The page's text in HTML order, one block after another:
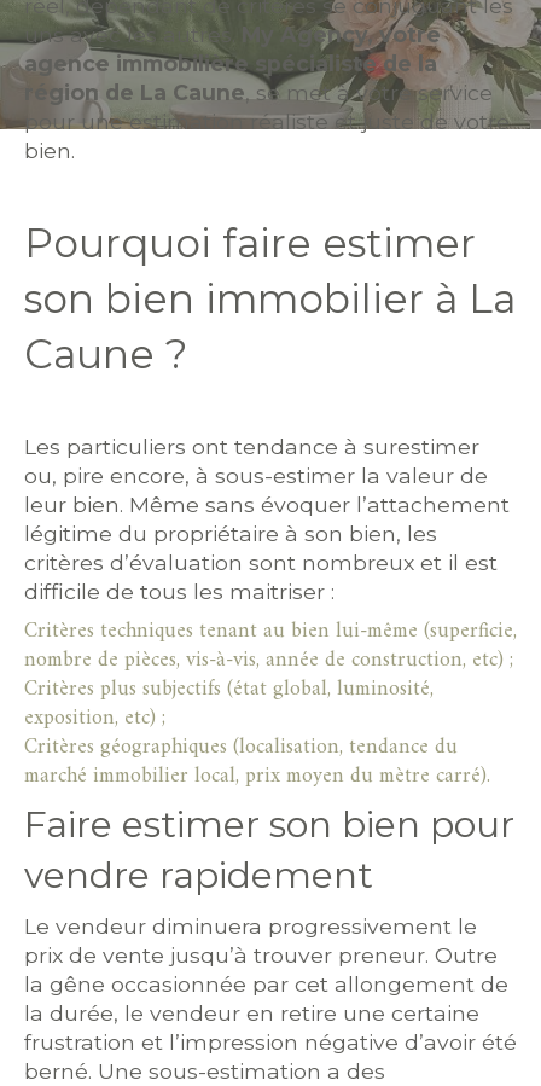
réel, dépendant de critères se conjuguant les
uns avec les autres.
My Agency, votre
agence immobilière spécialiste de la
région de La Caune, se met à votre service
pour une estimation réaliste et juste de votre
bien.
Pourquoi faire estimer
son bien immobilier à La
Caune ?
Les particuliers ont tendance à surestimer
ou, pire encore, à sous-estimer la valeur de
leur bien. Même sans évoquer l’attachement
légitime du propriétaire à son bien, les
critères d’évaluation sont nombreux et il est
difficile de tous les maitriser :
Critères techniques tenant au bien lui-même (superficie,
nombre de pièces, vis-à-vis, année de construction, etc) ;
Critères plus subjectifs (état global, luminosité,
exposition, etc) ;
Critères géographiques (localisation, tendance du
marché immobilier local, prix moyen du mètre carré).
Faire estimer son bien pour
vendre rapidement
Le vendeur diminuera progressivement le
prix de vente jusqu’à trouver preneur. Outre
la gêne occasionnée par cet allongement de
la durée, le vendeur en retire une certaine
frustration et l’impression négative d’avoir été
berné. Une sous-estimation a des
Budget
Pièces
Localisation
Surface
AFFINER LES CRITÈRES
Parking Terrasse Piscine
FILTRER PAR
Coups de coeur
RECHERCHER